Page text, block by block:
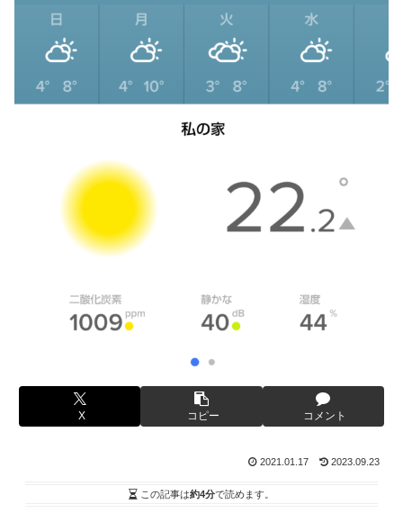
X コピー コメント
2021.01.17 2023.09.23
この記事は約4分で読めます。